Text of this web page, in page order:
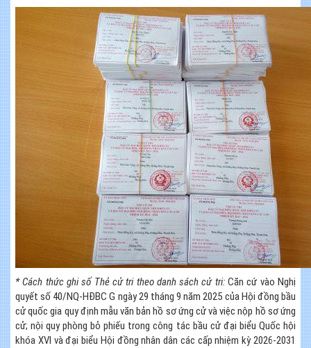
* Cách thức ghi số Thẻ cử tri theo danh sách cử tri:Căn cứ vào Nghị
quyết số 40/NQ-HĐBC G ngày 29 tháng 9 năm 2025 của Hội đồng bầu
cử quốc gia quy định mẫu văn bản hồ sơ ứng cử và việc nộp hồ sơ ứng
cử; nội quy phòng bỏ phiếu trong công tác bầu cử đại biểu Quốc hội
khóa XVI và đại biểu Hội đồng nhân dân các cấp nhiệm kỳ 2026-2031